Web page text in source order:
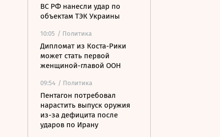
ВС РФ нанесли удар по
объектам ТЭК Украины
10:05 / Политика
Дипломат из Коста-Рики
может стать первой
женщиной-главой ООН
09:54 / Политика
Пентагон потребовал
нарастить выпуск оружия
из-за дефицита после
ударов по Ирану